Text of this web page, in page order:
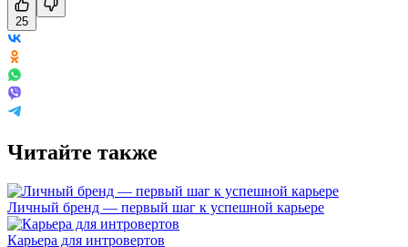
25
Читайте также
Личный бренд — первый шаг к успешной карьере
Карьера для интровертов